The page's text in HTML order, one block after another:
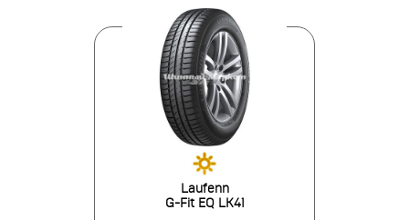
Laufenn
G-Fit EQ LK41